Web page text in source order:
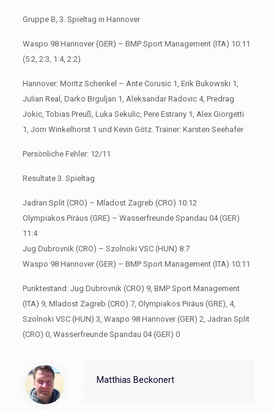
Gruppe B, 3. Spieltag in Hannover
Waspo 98 Hannover (GER) – BMP Sport Management (ITA) 10:11
(5:2, 2:3, 1:4, 2:2)
Hannover: Moritz Schenkel – Ante Corusic 1, Erik Bukowski 1,
Julian Real, Darko Brguljan 1, Aleksandar Radovic 4, Predrag
Jokic, Tobias Preuß, Luka Sekulic, Pere Estrany 1, Alex Giorgetti
1, Jorn Winkelhorst 1 und Kevin Götz. Trainer: Karsten Seehafer
Persönliche Fehler: 12/11
Resultate 3. Spieltag
Jadran Split (CRO) – Mladost Zagreb (CRO) 10:12
Olympiakos Piräus (GRE) – Wasserfreunde Spandau 04 (GER)
11:4
Jug Dubrovnik (CRO) – Szolnoki VSC (HUN) 8:7
Waspo 98 Hannover (GER) – BMP Sport Management (ITA) 10:11
Punktestand: Jug Dubrovnik (CRO) 9, BMP Sport Management
(ITA) 9, Mladost Zagreb (CRO) 7, Olympiakos Piräus (GRE), 4,
Szolnoki VSC (HUN) 3, Waspo 98 Hannover (GER) 2, Jadran Split
(CRO) 0, Wasserfreunde Spandau 04 (GER) 0
Matthias Beckonert